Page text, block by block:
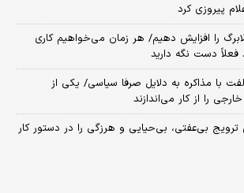
پیروزی کرد
را افزایش دهیم/ هر زمان می‌خواهیم کاری
فعلاً دست نگه دارید
با مذاکره به دلایل صرفا سیاسی/ یکی از
را از کار می‌اندازند
بی‌عفتی، بی‌حیایی و هرزگی را در دستور کار